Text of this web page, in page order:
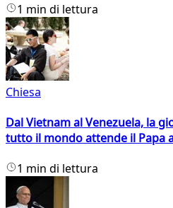
1 min di lettura
Chiesa
Dal Vietnam al Venezuela, la
tutto il mondo attende il Papa
1 min di lettura